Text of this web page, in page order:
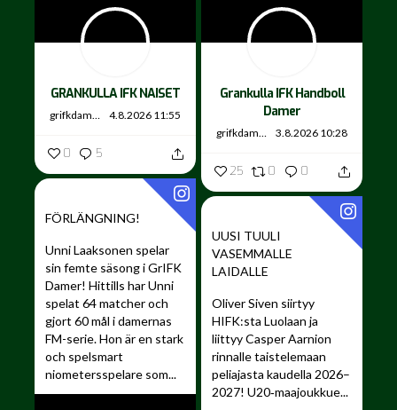
GRANKULLA IFK NAISET
grifkdamer 4.8.2026 11:55
0 5
Grankulla IFK Handboll
Damer
grifkdamer 3.8.2026 10:28
25 0 0
FÖRLÄNGNING!
Unni Laaksonen spelar
sin femte säsong i GrIFK
Damer! Hittills har Unni
spelat 64 matcher och
gjort 60 mål i damernas
FM-serie. Hon är en stark
och spelsmart
niometersspelare som...
UUSI TUULI
VASEMMALLE
LAIDALLE ️
Oliver Siven siirtyy
HIFK:sta Luolaan ja
liittyy Casper Aarnion
rinnalle taistelemaan
peliajasta kaudella 2026–
2027! U20‑maajoukkue...